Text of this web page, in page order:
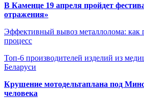
В Каменце 19 апреля пройдет
отражения»
Эффективный вывоз металлолома: как
процесс
Топ-6 производителей изделий из
Беларуси
Крушение мотодельтаплана под
человека